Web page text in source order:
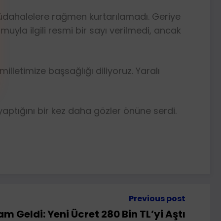
rağmen kurtarılamadı. Geriye
ilgili resmi bir sayı verilmedi, ancak
başsağlığı diliyoruz. Yaralı
bir kez daha gözler önüne serdi.
Previous post
Geldi: Yeni Ücret 280 Bin TL’yi Aştı